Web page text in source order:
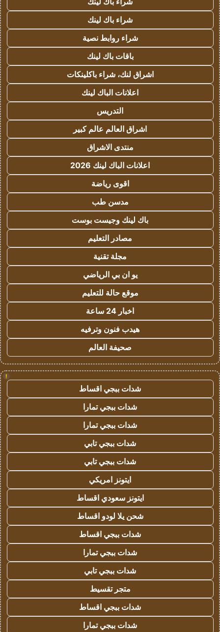
شراء باك لينك
شراء روابط نصية
باقات باك لينك
اشراق لنك، شراء باكلينكات
اعلانات الباك لينك
التدريس
اشراق العالم عالم كبير
منتدى الاشراق
اعلانات الباك لينك 2026
اقوى رياضة
مدسن طب
باك لينك وجيست بوست
مصادر التعليم
مجلة تقنية
يو ان بي الرياضي
موقع حالة للتعليم
اخبار 24 ساعة
هيدب فنون وترفيه
صحيفة العالم
!
شدات ببجي اقساط
شدات ببجي تمارا
شدات ببجي تمارا
شدات ببجي تابي
شدات ببجي تابي
ايتونز امريكي
ايتونز سعودي اقساط
شحن يلا لودو اقساط
شدات ببجي اقساط
شدات ببجي تمارا
شدات ببجي تابي
متجر تقسيط
شدات ببجي اقساط
شدات ببجي تمارا